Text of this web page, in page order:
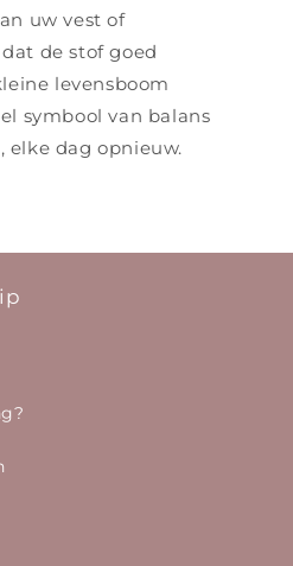
uw vest of
de stof goed
levensboom
symbool van balans
elke dag opnieuw.